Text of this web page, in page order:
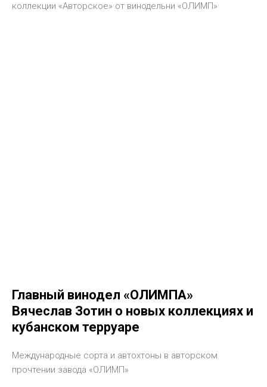
коллекции «Авторское» от винодельни «ОЛИМП»
Главный винодел «ОЛИМПА»
Вячеслав Зотин о новых коллекциях и
кубанском терруаре
Международные сорта и автохтоны в авторском
прочтении завода «ОЛИМП»